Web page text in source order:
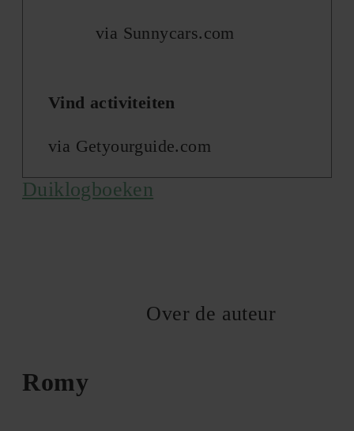
via Sunnycars.com
Vind activiteiten
via Getyourguide.com
Duiklogboeken
Over de auteur
Romy